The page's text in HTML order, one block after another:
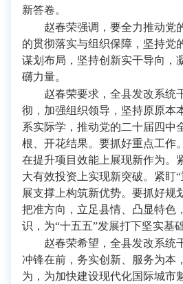
新答卷。
赵春荣强调，要全力推动党
的贯彻落实与组织保障，坚持党
谋划布局，坚持创新实干导向，
礴力量。
赵春荣要求，全县发改系统
彻，加强组织领导，坚持原原本
系实际学，推动党的二十届四中
根、开花结果。要抓好重点工作
在提升项目效能上展现新作为。
大有效投资上实现新突破。紧盯
展支撑上构筑新优势。要抓好规
把准方向，立足县情、凸显特色
识，为“十五五”发展打下坚实基础
赵春荣希望，全县发改系统干
冲锋在前，务实创新、服务为本
为，为加快建设现代化国际城市